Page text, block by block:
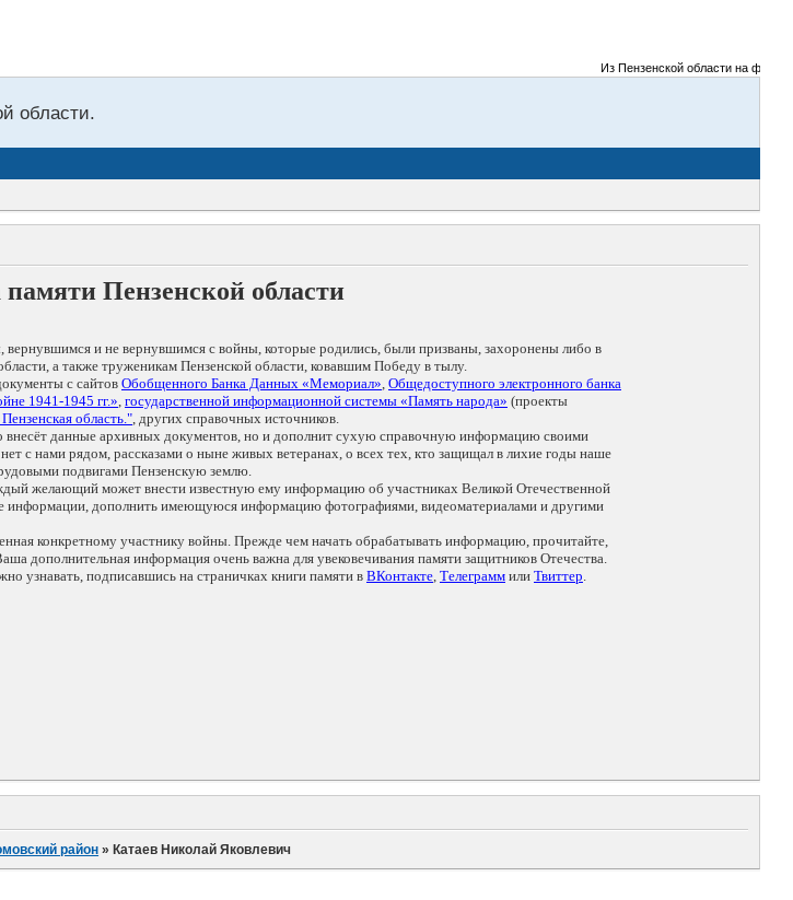
Из Пензенской области на фронты
области.
Пензенской области
и не вернувшимся с войны, которые родились, были призваны, захоронены либо в
а также труженикам Пензенской области, ковавшим Победу в тылу.
с сайтовОбобщенного Банка Данных «Мемориал», Общедоступного электронного банка
1941-1945 гг.», государственной информационной системы «Память народа» (проекты
область.", других справочных источников.
внесёт данные архивных документов, но и дополнит сухую справочную информацию своими
с нами рядом, рассказами о ныне живых ветеранах, о всех тех, кто защищал в лихие годы наше
подвигами Пензенскую землю.
желающий может внести известную ему информацию об участниках Великой Отечественной
информации, дополнить имеющуюся информацию фотографиями, видеоматериалами и другими
конкретному участнику войны. Прежде чем начать обрабатывать информацию, прочитайте,
дополнительная информация очень важна для увековечивания памяти защитников Отечества.
узнавать, подписавшись на страничках книги памяти в ВКонтакте, Телеграмм или Твиттер.
район » Катаев Николай Яковлевич